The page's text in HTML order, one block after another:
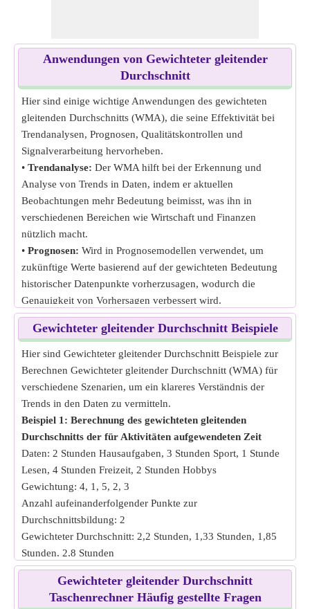
Anwendungen von Gewichteter gleitender
Durchschnitt
Hier sind einige wichtige Anwendungen des gewichteten
gleitenden Durchschnitts (WMA), die seine Effektivität bei
Trendanalysen, Prognosen, Qualitätskontrollen und
Signalverarbeitung hervorheben.
• Trendanalyse: Der WMA hilft bei der Erkennung und
Analyse von Trends in Daten, indem er aktuellen
Beobachtungen mehr Bedeutung beimisst, was ihn in
verschiedenen Bereichen wie Wirtschaft und Finanzen
nützlich macht.
• Prognosen: Wird in Prognosemodellen verwendet, um
zukünftige Werte basierend auf der gewichteten Bedeutung
historischer Datenpunkte vorherzusagen, wodurch die
Genauigkeit von Vorhersagen verbessert wird.
•Qualitätskontrolle:Wird in Qualitätskontrollprozessen
angewendet, um Produktionsdaten zu überwachen und zu
analysieren, wobei aktuellere Daten stärker gewichtet
werden, um Probleme schneller zu erkennen.
•Signalverarbeitung:Wird in der Signalverarbeitung
eingesetzt, um Signale zu glätten und Rauschen zu
reduzieren, indem aktuellen Messungen mehr Gewicht
beigemessen wird.
Gewichteter gleitender Durchschnitt Beispiele
Hier sind Gewichteter gleitender Durchschnitt Beispiele zur
Berechnen Gewichteter gleitender Durchschnitt (WMA) für
verschiedene Szenarien, um ein klareres Verständnis der
Trends in den Daten zu vermitteln.
Beispiel 1: Berechnung des gewichteten gleitenden
Durchschnitts der für Aktivitäten aufgewendeten Zeit
Daten: 2 Stunden Hausaufgaben, 3 Stunden Sport, 1 Stunde
Lesen, 4 Stunden Freizeit, 2 Stunden Hobbys
Gewichtung: 4, 1, 5, 2, 3
Anzahl aufeinanderfolgender Punkte zur
Durchschnittsbildung: 2
Gewichteter Durchschnitt: 2,2 Stunden, 1,33 Stunden, 1,85
Stunden, 2,8 Stunden
Beispiel 2: Gewichteter gleitender Durchschnitt der
wöchentlichen Temperaturen
Daten: 65°F, 70°F, 75°F, 80°F, 85°F
Gewichteter gleitender Durchschnitt
Taschenrechner Häufig gestellte Fragen